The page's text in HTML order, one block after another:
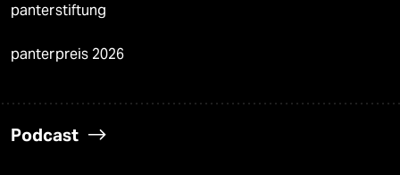
panterstiftung
panterpreis 2026
Podcast